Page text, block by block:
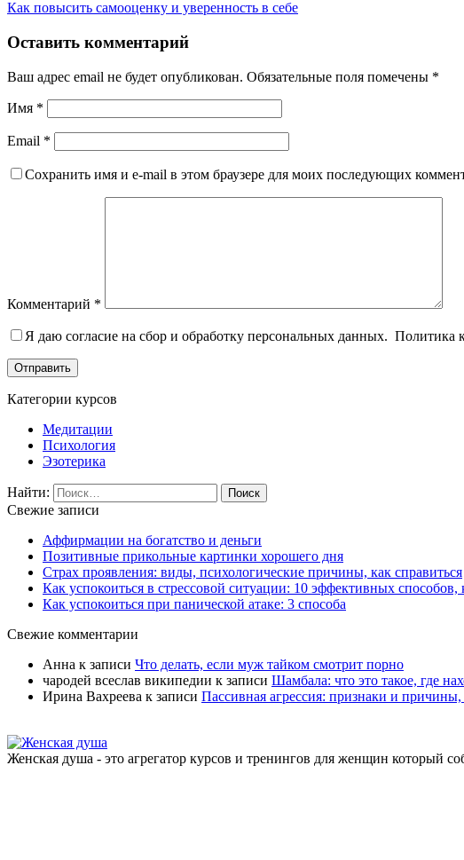
Как повысить самооценку и уверенность в себе
Оставить комментарий
Ваш адрес email не будет опубликован. Обязательные поля помечены *
Имя *
Email *
Сохранить имя и e-mail в этом браузере для моих последующих
Комментарий *
Я даю согласие на сбор и обработку персональных данных. Политика
Отправить
Категории курсов
Медитации
Психология
Эзотерика
Найти:
Свежие записи
Аффирмации на богатство и деньги
Позитивные прикольные картинки хорошего дня
Страх проявления: виды, психологические причины, как справиться
Как успокоиться в стрессовой ситуации: 10 эффективных
Как успокоиться при панической атаке: 3 способа
Свежие комментарии
Анна к записи Что делать, если муж тайком смотрит порно
чародей всеслав википедии к записи Шамбала: что это такое, где
Ирина Вахреева к записи Пассивная агрессия: признаки и
Женская душа - это агрегатор курсов и тренингов для женщин который